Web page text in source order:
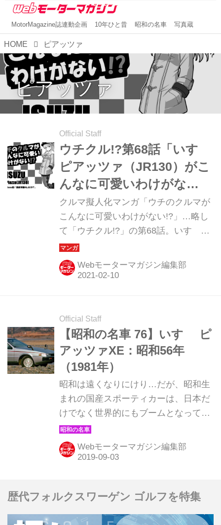
MotorMagazine誌連動企画 10年ひと昔 昭和の名車 写真蔵
HOME ピアッツァ
ピアッツァ
Official Staff
ウチクル!?第68話「いすゞ
ピアッツァ（JR130）がこ
んなに可愛いわけがな
い!?」クルマ擬人化マンガ
クルマ擬人化マンガ「ウチのクルマが
こんなに可愛いわけがない!?」…略し
て「ウチクル!?」の第68話。いすゞ自
動車のプレミアムスポーツ、117クー
ペの後継モデルとして1981年誕生した
「いすゞ ピアッツァ（JR130）」が今
Webモーターマガジン編集部
Official Staff
【昭和の名車 76】いすゞ ピ
アッツァXE：昭和56年
（1981年）
昭和は遠くなりにけり…だが、昭和生
まれの国産スポーティカーは、日本だ
けでなく世界的にもブームとなってい
る。そんな昭和の名車たちを時系列で
紹介していこう。今回は、昭和56年発
売のいすゞ ピアッツァだ。
Webモーターマガジン編集部
歴代フォルクスワーゲン ゴルフを特集